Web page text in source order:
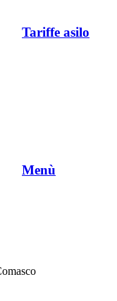
Tariffe asilo
Menù